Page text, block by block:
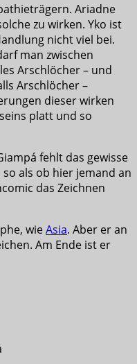
Ariadne
zu wirken. Yko ist
nicht viel bei.
man zwischen
Arschlöcher – und
Arschlöcher –
dieser wirken
platt und so
fehlt das gewisse
als ob hier jemand an
das Zeichnen
wieAsia. Aber er an
Am Ende ist er